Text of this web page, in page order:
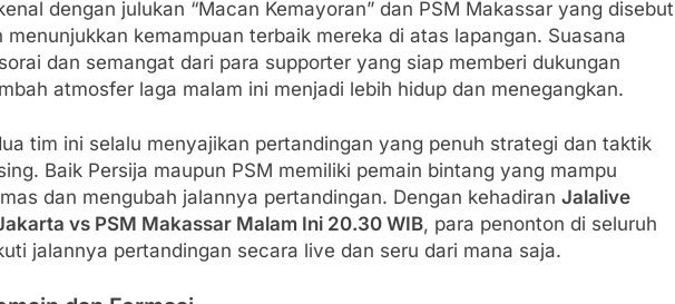
dengan julukan “Macan Kemayoran” dan PSM Makassar yang disebut
menunjukkan kemampuan terbaik mereka di atas lapangan. Suasana
dan semangat dari para supporter yang siap memberi dukungan
atmosfer laga malam ini menjadi lebih hidup dan menegangkan.
tim ini selalu menyajikan pertandingan yang penuh strategi dan taktik
Baik Persija maupun PSM memiliki pemain bintang yang mampu
dan mengubah jalannya pertandingan. Dengan kehadiran Jalalive
vs PSM Makassar Malam Ini 20.30 WIB, para penonton di seluruh
jalannya pertandingan secara live dan seru dari mana saja.